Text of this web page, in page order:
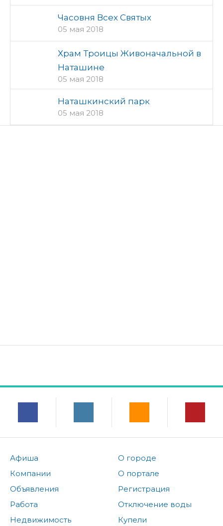
Часовня Всех Святых
05 мая 2018
Храм Троицы Живоначальной в
Наташине
05 мая 2018
Наташкинский парк
05 мая 2018
Афиша
Компании
Объявления
Работа
Недвижимость
О городе
О портале
Регистрация
Отключение воды
Купели